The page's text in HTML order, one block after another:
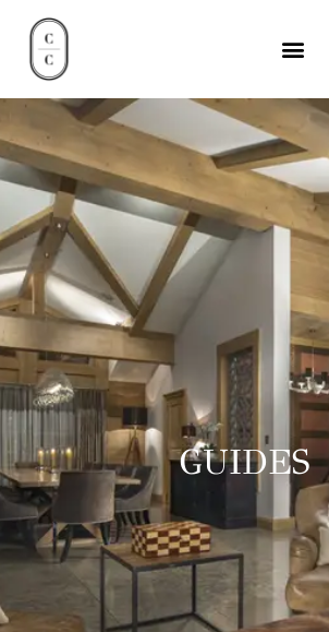
GUIDES